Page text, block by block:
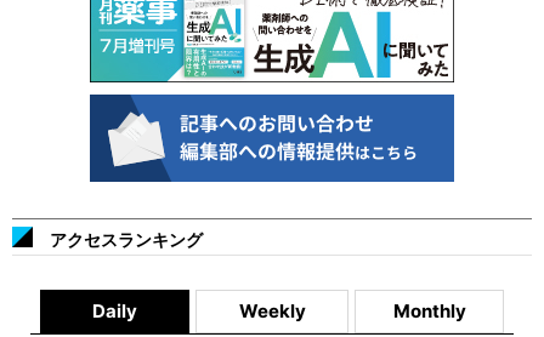
アクセスランキング
Daily Weekly Monthly